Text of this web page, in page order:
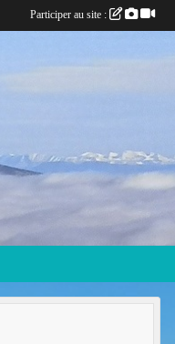
Participer au site :